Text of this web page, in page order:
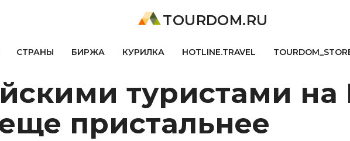
TOURDOM.RU
СТРАНЫ БИРЖА КУРИЛКА HOTLINE.TRAVEL
туристами на
пристальнее